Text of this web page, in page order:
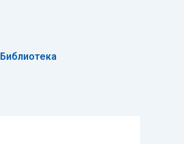
Библиотека